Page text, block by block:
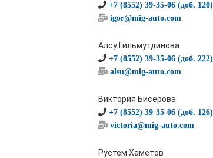
+7 (8552) 39-35-06 (доб. 120)
igor@mig-auto.com
Алсу Гильмутдинова
+7 (8552) 39-35-06 (доб. 222)
alsu@mig-auto.com
Виктория Бисерова
+7 (8552) 39-35-06 (доб. 126)
victoria@mig-auto.com
Рустем Хаметов